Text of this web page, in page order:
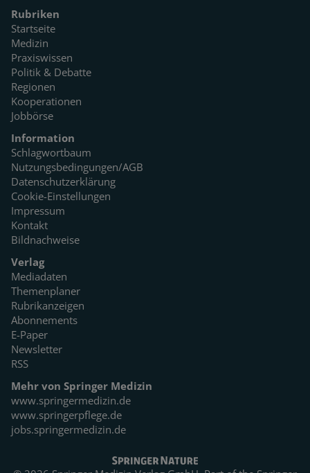
Rubriken
Startseite
Medizin
Praxiswissen
Politik & Debatte
Regionen
Kooperationen
Jobbörse
Information
Schlagwortbaum
Nutzungsbedingungen/AGB
Datenschutzerklärung
Cookie-Einstellungen
Impressum
Kontakt
Bildnachweise
Verlag
Mediadaten
Themenplaner
Rubrikanzeigen
Abonnements
E-Paper
Newsletter
RSS
Mehr von Springer Medizin
www.springermedizin.de
www.springerpflege.de
jobs.springermedizin.de